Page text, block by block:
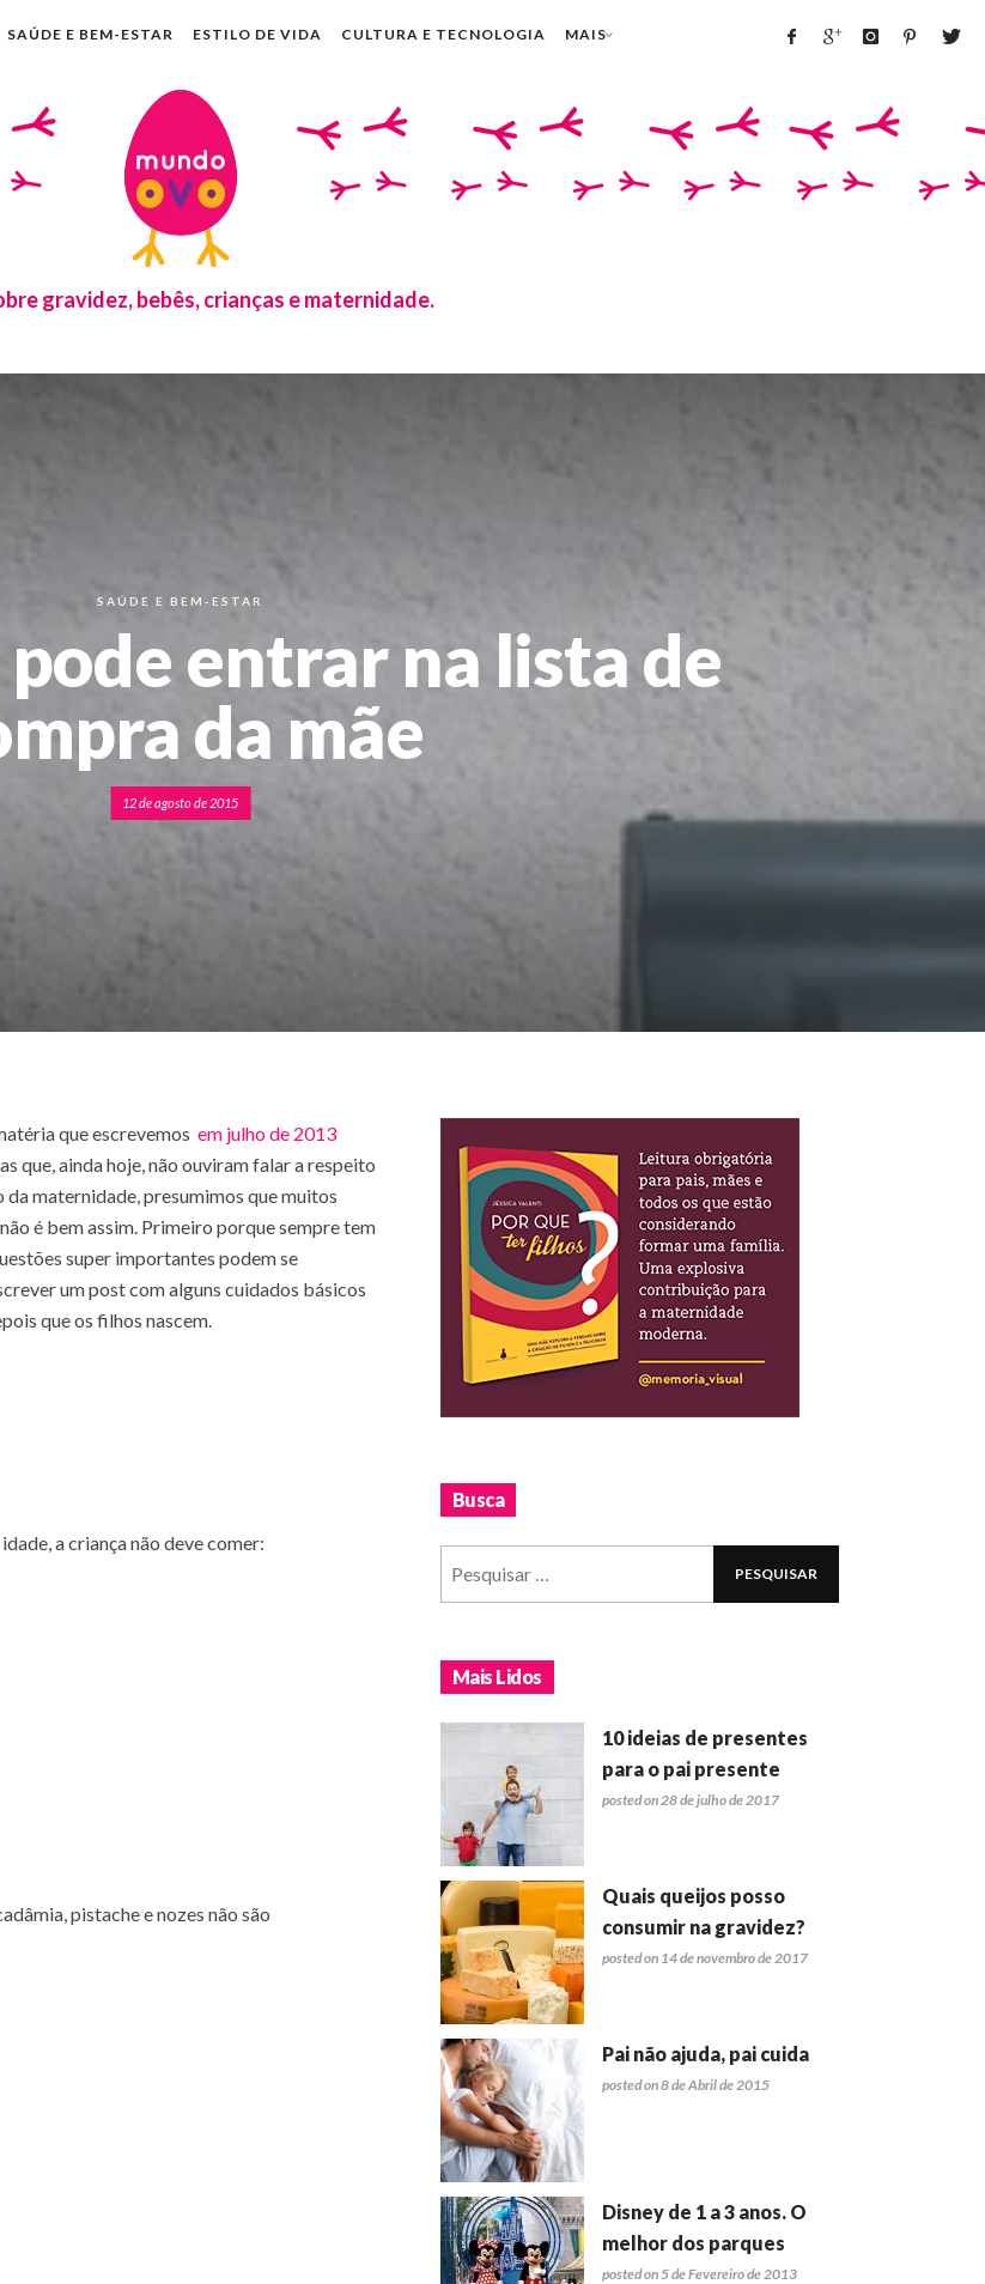
SAÚDE E BEM-ESTAR ESTILO DE VIDA CULTURA E TECNOLOGIA MAIS
gravidez, bebês, crianças e maternidade.
SAÚDE E BEM-ESTAR
entrar na lista de
da mãe
12 de agosto de 2015
que escrevemos em julho de 2013
que, ainda hoje, não ouviram falar a respeito
maternidade, presumimos que muitos
é bem assim. Primeiro porque sempre tem
super importantes podem se
um post com alguns cuidados básicos
que os filhos nascem.
a criança não deve comer:
pistache e nozes não são
Busca
Mais Lidos
10 ideias de presentes
para o pai presente
posted on 28 de julho de 2017
Quais queijos posso
consumir na gravidez?
posted on 14 de novembro de 2017
Pai não ajuda, pai cuida
posted on 8 de Abril de 2015
Disney de 1 a 3 anos. O
melhor dos parques
posted on 5 de Fevereiro de 2013